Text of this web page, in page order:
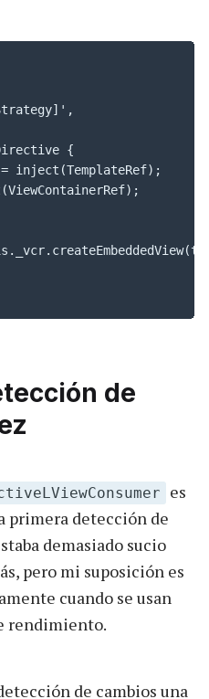
{
inject(TemplateRef);
de
es
primera detección de
demasiado sucio
pero mi suposición es
cuando se usan
rendimiento.
de cambios una